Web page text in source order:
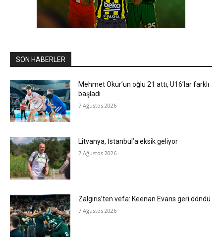
SON HABERLER
Mehmet Okur’un oğlu 21 attı, U16’lar farklı
başladı
7 Ağustos 2026
Litvanya, İstanbul’a eksik geliyor
7 Ağustos 2026
Zalgiris’ten vefa: Keenan Evans geri döndü
7 Ağustos 2026